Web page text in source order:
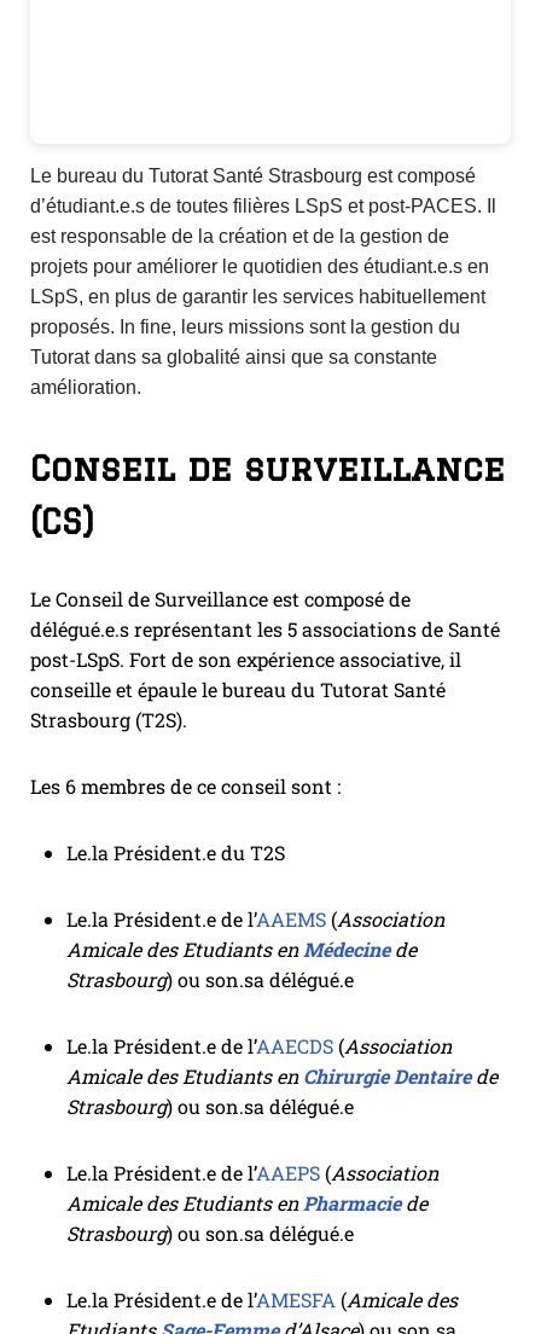
Le bureau du Tutorat Santé Strasbourg est composé
d’étudiant.e.s de toutes filières LSpS et post-PACES. Il
est responsable de la création et de la gestion de
projets pour améliorer le quotidien des étudiant.e.s en
LSpS, en plus de garantir les services habituellement
proposés. In fine, leurs missions sont la gestion du
Tutorat dans sa globalité ainsi que sa constante
amélioration.
Conseil de surveillance
(CS)
Le Conseil de Surveillance est composé de
délégué.e.s représentant les 5 associations de Santé
post-LSpS. Fort de son expérience associative, il
conseille et épaule le bureau du Tutorat Santé
Strasbourg (T2S).
Les 6 membres de ce conseil sont :
Le.la Président.e du T2S
Le.la Président.e de l’AAEMS(Association
Amicale des Etudiants enMédecinede
Strasbourg) ou son.sa délégué.e
Le.la Président.e de l’AAECDS(Association
Amicale des Etudiants enChirurgie Dentairede
Strasbourg) ou son.sa délégué.e
Le.la Président.e de l’AAEPS(Association
Amicale des Etudiants enPharmaciede
Strasbourg) ou son.sa délégué.e
Le.la Président.e de l’AMESFA (Amicale des